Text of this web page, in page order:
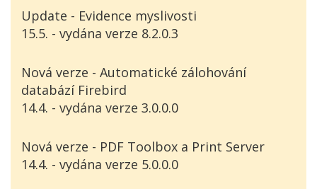
Update - Evidence myslivosti
15.5. - vydána verze 8.2.0.3
Nová verze - Automatické zálohování
databází Firebird
14.4. - vydána verze 3.0.0.0
Nová verze - PDF Toolbox a Print Server
14.4. - vydána verze 5.0.0.0